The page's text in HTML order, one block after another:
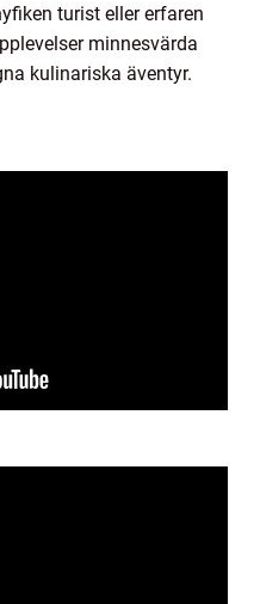
turist eller erfaren
minnesvärda
kulinariska äventyr.